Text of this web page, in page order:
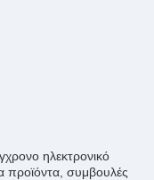
ηλεκτρονικό
προϊόντα, συμβουλές